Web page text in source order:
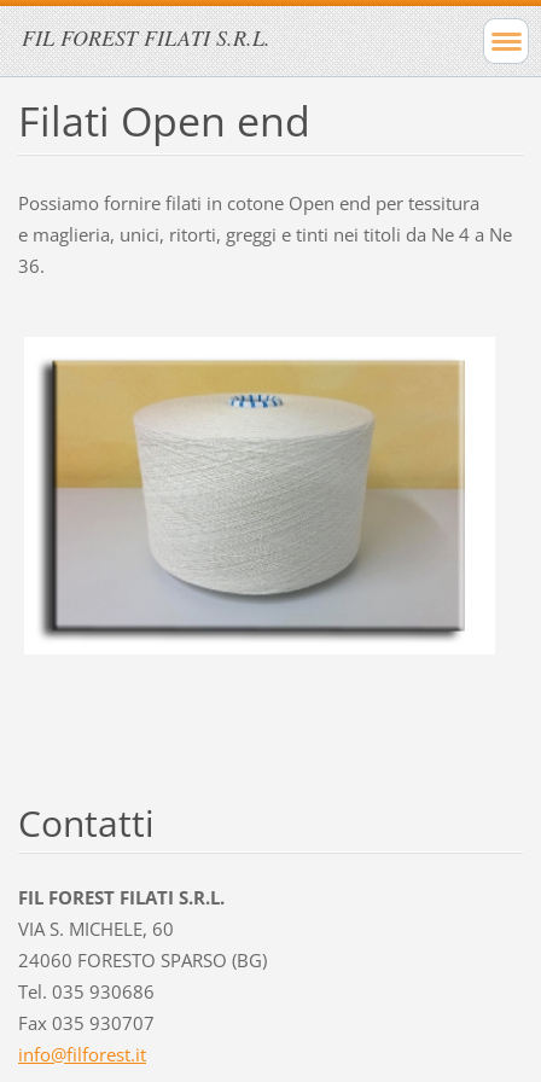
FIL FOREST FILATI S.R.L.
Filati Open end
Possiamo fornire filati in cotone Open end per tessitura
e maglieria, unici, ritorti, greggi e tinti nei titoli da Ne 4 a Ne
36.
Contatti
FIL FOREST FILATI S.R.L.
VIA S. MICHELE, 60
24060 FORESTO SPARSO (BG)
Tel. 035 930686
Fax 035 930707
info@filforest.it